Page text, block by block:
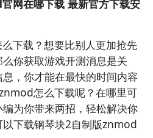
列表
图片欣赏：
网在哪下载 最新官方下载安
下载？想要比别人更加抢先
你获取游戏开测消息是关
，你才能在最快的时间内容
怎么下载呢？在哪里可
为你带来两招，轻松解决你
下载钢琴块2自制版znmod